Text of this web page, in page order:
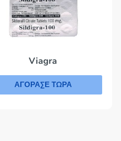
Viagra
ΑΓΟΡΑΣΕ ΤΩΡΑ